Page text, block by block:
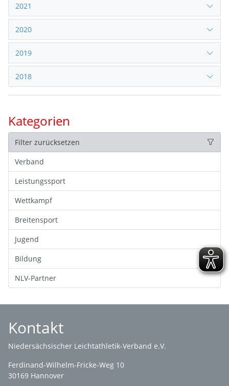
2021
2020
2019
2018
Kategorien
Filter zurücksetzen
Verband
Leistungssport
Wettkampf
Breitensport
Jugend
Bildung
NLV-Partner
Kontakt
Niedersächsischer Leichtathletik-Verband e.V.
Ferdinand-Wilhelm-Fricke-Weg 10
30169 Hannover